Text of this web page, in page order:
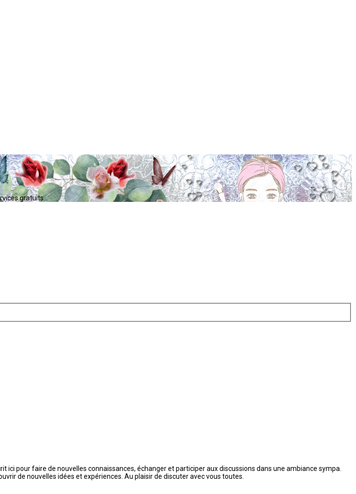
gratuits...
ici pour faire de nouvelles connaissances, échanger et participer aux discussions dans une ambiance sympa.
de nouvelles idées et expériences. Au plaisir de discuter avec vous toutes.